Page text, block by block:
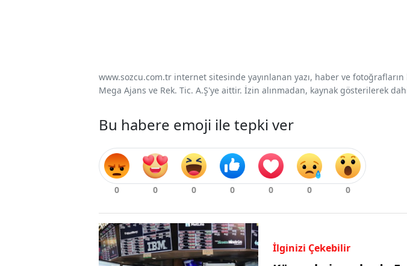
www.sozcu.com.tr internet sitesinde yayınlanan yazı, haber ve
Mega Ajans ve Rek. Tic. A.Ş'ye aittir. İzin alınmadan, kaynak gösterilerek
Bu habere emoji ile tepki ver
İlginizi Çekebilir